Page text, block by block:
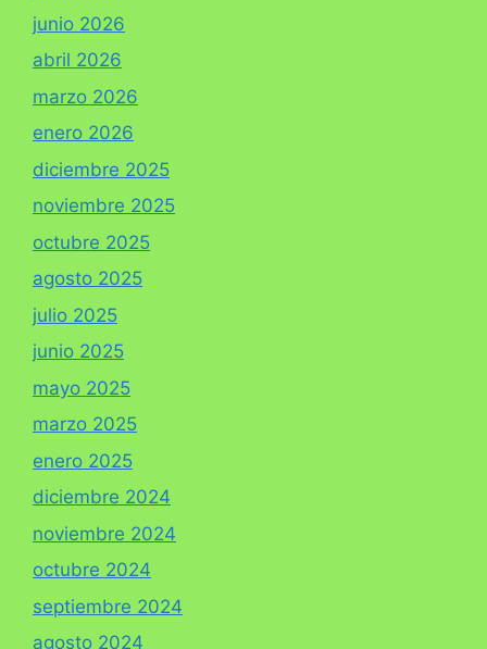
junio 2026
abril 2026
marzo 2026
enero 2026
diciembre 2025
noviembre 2025
octubre 2025
agosto 2025
julio 2025
junio 2025
mayo 2025
marzo 2025
enero 2025
diciembre 2024
noviembre 2024
octubre 2024
septiembre 2024
agosto 2024